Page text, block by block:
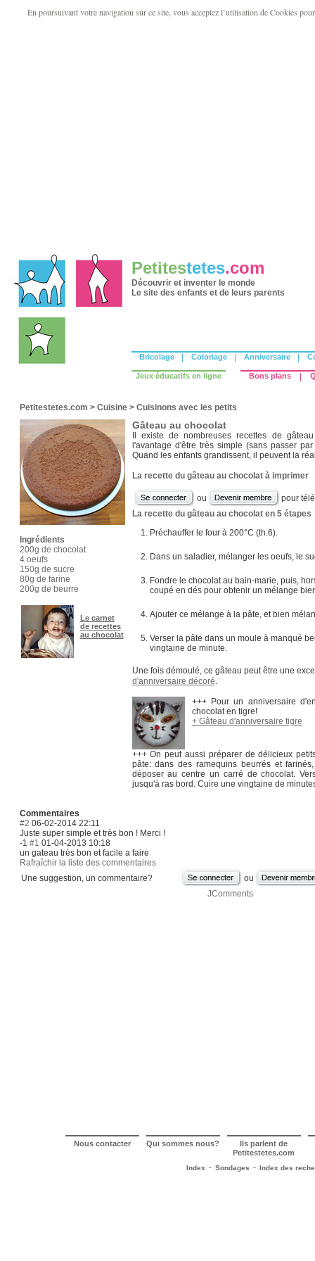
En poursuivant votre navigation sur ce site, vous acceptez l’utilisation de Cookies
Petitestetes.com
Découvrir et inventer le monde
Le site des enfants et de leurs parents
Bricolage Coloriage Anniversaire
Jeux éducatifs en ligne Bons plans
Petitestetes.com > Cuisine > Cuisinons avec les petits
Ingrédients
200g de chocolat
4 oeufs
150g de sucre
80g de farine
200g de beurre
Le carnet
de recettes
au chocolat
Gâteau au chocolat
Il existe de nombreuses recettes de
l'avantage d'être très simple (sans passer
Quand les enfants grandissent, il peuvent la
La recette du gâteau au chocolat à imprimer
ou
pour
La recette du gâteau au chocolat en 5 étapes
Préchauffer le four à 200°C (th.6).
Dans un saladier, mélanger les oeufs, le
Fondre le chocolat au bain-marie, puis,
coupé en dés pour obtenir un mélange
Ajouter ce mélange à la pâte, et bien
Verser la pâte dans un moule à manqué
vingtaine de minute.
Une fois démoulé, ce gâteau peut être une
d'anniversaire décoré.
+++ Pour un anniversaire
chocolat en tigre!
+ Gâteau d'anniversaire tigre
+++ On peut aussi préparer de délicieux
pâte: dans des ramequins beurrés et
déposer au centre un carré de chocolat.
jusqu'à ras bord. Cuire une vingtaine de
Commentaires
#2 06-02-2014 22:11
Juste super simple et très bon ! Merci !
-1 #1 01-04-2013 10:18
un gateau très bon et facile a faire
Rafraîchir la liste des commentaires
Une suggestion, un commentaire?
ou
JComments
Nous contacter Qui sommes nous? Ils parlent de
Petitestetes.com
Index - Sondages - Index des